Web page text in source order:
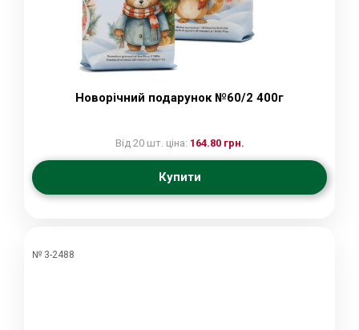
Новорічний подарунок №60/2 400г
Від 20 шт. ціна: 164.80 грн.
Купити
№ 3-2488